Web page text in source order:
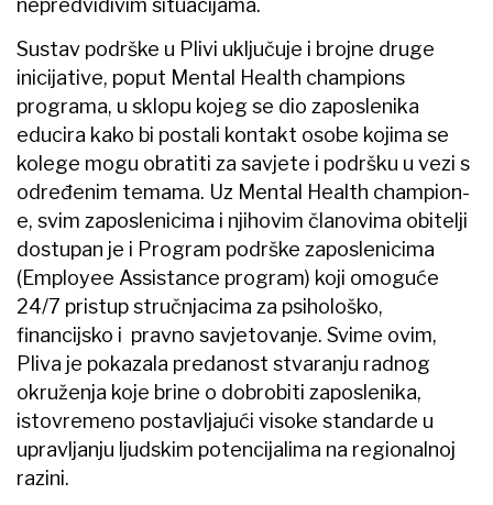
nepredvidivim situacijama.
Sustav podrške u Plivi uključuje i brojne druge
inicijative, poput Mental Health champions
programa, u sklopu kojeg se dio zaposlenika
educira kako bi postali kontakt osobe kojima se
kolege mogu obratiti za savjete i podršku u vezi s
određenim temama. Uz Mental Health champion-
e, svim zaposlenicima i njihovim članovima obitelji
dostupan je i Program podrške zaposlenicima
(Employee Assistance program) koji omoguće
24/7 pristup stručnjacima za psihološko,
financijsko i pravno savjetovanje. Svime ovim,
Pliva je pokazala predanost stvaranju radnog
okruženja koje brine o dobrobiti zaposlenika,
istovremeno postavljajući visoke standarde u
upravljanju ljudskim potencijalima na regionalnoj
razini.